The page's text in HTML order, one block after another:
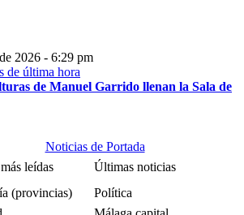
2026 - 6:29 pm
de Manuel Garrido llenan la Sala de
Noticias de Portada
leídas
Últimas noticias
(provincias)
Política